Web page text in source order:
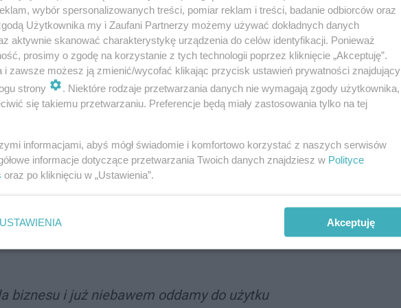
Weimarskiego oraz Strategia Karpacka, która ma
samym przynieść ekstra środki finansowe dla
– podkreśla Marcin Wilk.
– to czas startupów i inwestorów, ale
o przemyśle czasu wolnego i turystyce.
prezes Śląskiego Funduszu Rozwoju,
dzisiejszej konferencji prasowej na Stadionie
agendę wydarzenia, a jest nią oczywiście
biznesu i już niebawem oddamy do użytku
wybór spersonalizowanych treści, pomiar reklam i treści, badanie odbiorców oraz
Użytkownika my i Zaufani Partnerzy możemy używać dokładnych danych
aktywnie skanować charakterystykę urządzenia do celów identyfikacji. Ponieważ
prosimy o zgodę na korzystanie z tych technologii poprzez kliknięcie „Akceptuję”.
i zawsze możesz ją zmienić/wycofać klikając przycisk ustawień prywatności znajdujący
strony
. Niektóre rodzaje przetwarzania danych nie wymagają zgody użytkownika,
się takiemu przetwarzaniu. Preferencje będą miały zastosowania tylko na tej
informacjami, abyś mógł świadomie i komfortowo korzystać z naszych serwisów
informacje dotyczące przetwarzania Twoich danych znajdziesz w Polityce
oraz po kliknięciu w „Ustawienia”.
USTAWIENIA Akceptuję